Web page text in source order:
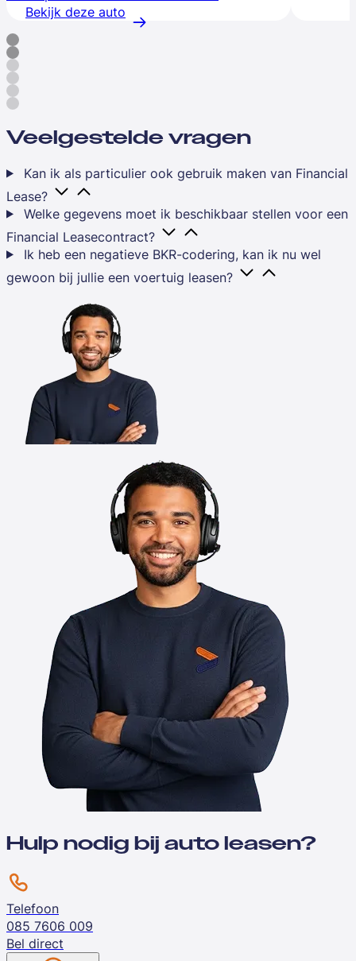
Bekijk deze auto
Veelgestelde vragen
Kan ik als particulier ook gebruik maken van Financial
Lease?
Welke gegevens moet ik beschikbaar stellen voor een
Financial Leasecontract?
Ik heb een negatieve BKR-codering, kan ik nu wel
gewoon bij jullie een voertuig leasen?
Hulp nodig bij auto leasen?
Telefoon
085 7606 009
Bel direct